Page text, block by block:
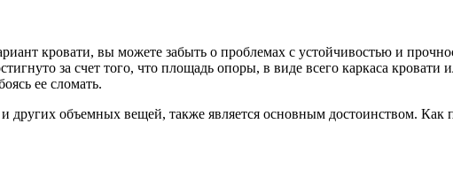
кровати, вы можете забыть о проблемах с устойчивостью и
за счет того, что площадь опоры, в виде всего каркаса
ее сломать.
объемных вещей, также является основным достоинством. Как